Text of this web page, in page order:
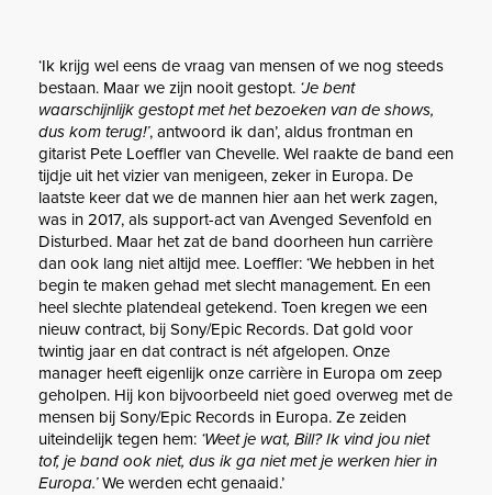
‘Ik krijg wel eens de vraag van mensen of we nog steeds
bestaan. Maar we zijn nooit gestopt. ‘Je bent
waarschijnlijk gestopt met het bezoeken van de shows,
dus kom terug!’, antwoord ik dan’, aldus frontman en
gitarist Pete Loeffler van Chevelle. Wel raakte de band een
tijdje uit het vizier van menigeen, zeker in Europa. De
laatste keer dat we de mannen hier aan het werk zagen,
was in 2017, als support-act van Avenged Sevenfold en
Disturbed. Maar het zat de band doorheen hun carrière
dan ook lang niet altijd mee. Loeffler: ‘We hebben in het
begin te maken gehad met slecht management. En een
heel slechte platendeal getekend. Toen kregen we een
nieuw contract, bij Sony/Epic Records. Dat gold voor
twintig jaar en dat contract is nét afgelopen. Onze
manager heeft eigenlijk onze carrière in Europa om zeep
geholpen. Hij kon bijvoorbeeld niet goed overweg met de
mensen bij Sony/Epic Records in Europa. Ze zeiden
uiteindelijk tegen hem: ‘Weet je wat, Bill? Ik vind jou niet
tof, je band ook niet, dus ik ga niet met je werken hier in
Europa.’We werden echt genaaid.’